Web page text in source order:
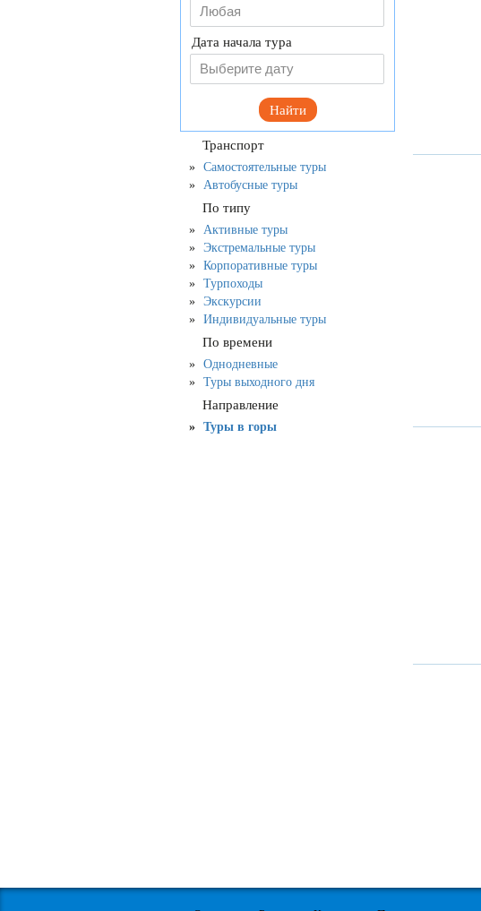
Любая
Дата начала тура
Найти
Транспорт
Самостоятельные туры
Автобусные туры
По типу
Активные туры
Экстремальные туры
Корпоративные туры
Турпоходы
Экскурсии
Индивидуальные туры
По времени
Однодневные
Туры выходного дня
Направление
Туры в горы